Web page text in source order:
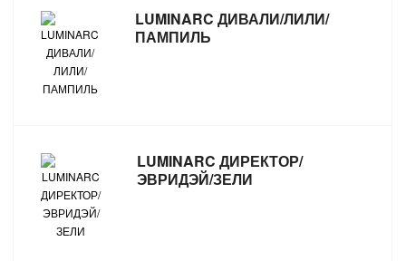
ТОВАРЫ ДЛЯ ОТДЫХА И ТУРИЗМА
ЭЛЕКТРОИНСТРУМЕНТЫ, БЕНЗОИНСТРУМЕНТЫ
LUMINARC ДИВАЛИ/ЛИЛИ/
ПАМПИЛЬ
LUMINARC ДИРЕКТОР/
ЭВРИДЭЙ/ЗЕЛИ